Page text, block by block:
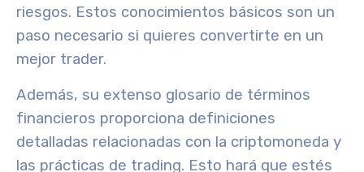
riesgos. Estos conocimientos básicos son un
paso necesario si quieres convertirte en un
mejor trader.
Además, su extenso glosario de términos
financieros proporciona definiciones
detalladas relacionadas con la criptomoneda y
las prácticas de trading. Esto hará que estés